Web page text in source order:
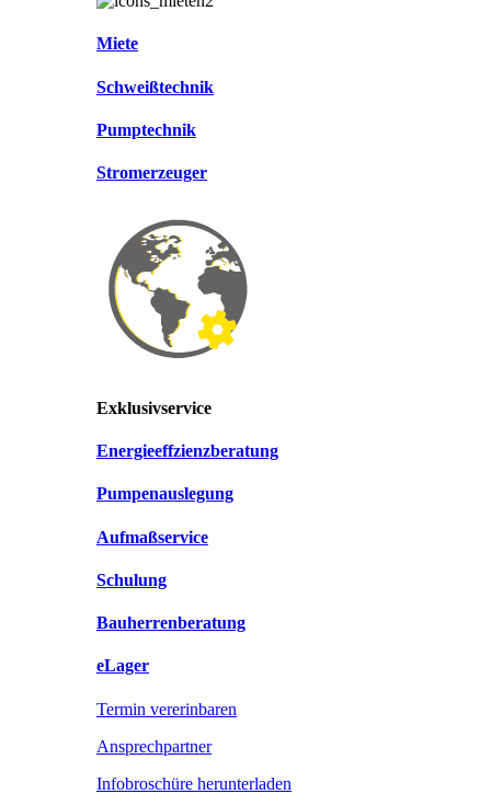
Miete
Schweißtechnik
Pumptechnik
Stromerzeuger
Exklusivservice
Energieeffzienzberatung
Pumpenauslegung
Aufmaßservice
Schulung
Bauherrenberatung
eLager
Termin vererinbaren
Ansprechpartner
Infobroschüre herunterladen